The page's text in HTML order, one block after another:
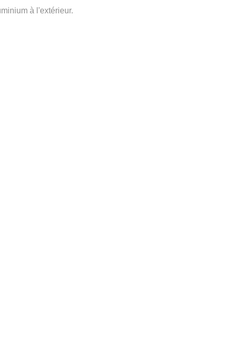
à l'extérieur.